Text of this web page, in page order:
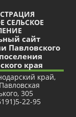
СЕЛЬСКОЕ
сайт
Павловского
края
край,
305
22-95